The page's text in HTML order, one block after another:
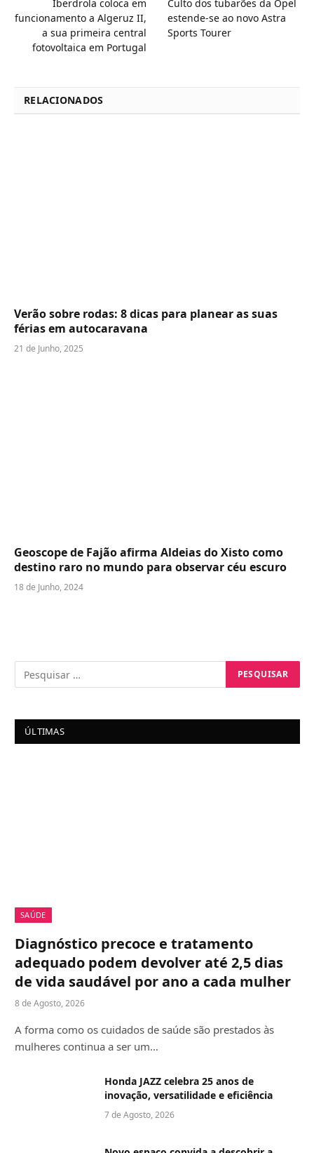
Iberdrola coloca em
funcionamento a Algeruz II,
a sua primeira central
fotovoltaica em Portugal
Culto dos tubarões da Opel
estende-se ao novo Astra
Sports Tourer
RELACIONADOS
Verão sobre rodas: 8 dicas para planear as suas
férias em autocaravana
21 de Junho, 2025
Geoscope de Fajão afirma Aldeias do Xisto como
destino raro no mundo para observar céu escuro
18 de Junho, 2024
ÚLTIMAS
SAÚDE
Diagnóstico precoce e tratamento
adequado podem devolver até 2,5 dias
de vida saudável por ano a cada mulher
8 de Agosto, 2026
A forma como os cuidados de saúde são prestados às
mulheres continua a ser um…
Honda JAZZ celebra 25 anos de
inovação, versatilidade e eficiência
7 de Agosto, 2026